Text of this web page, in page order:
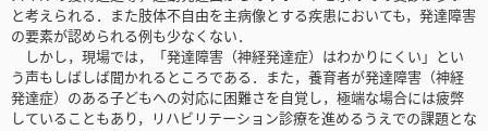
と考えられる．また肢体不自由を主病像とする疾患においても，発達障害
の要素が認められる例も少なくない．
しかし，現場では，「発達障害（神経発達症）はわかりにくい」とい
う声もしばしば聞かれるところである．また，養育者が発達障害（神経
発達症）のある子どもへの対応に困難さを自覚し，極端な場合には疲弊
していることもあり，リハビリテーション診療を進めるうえでの課題とな